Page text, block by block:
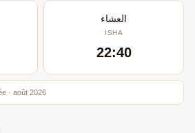
العشاء
ISHA
22:40
· août 2026